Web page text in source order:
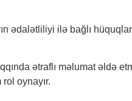
ədalətliliyi ilə bağlı
ətraflı məlumat əldə
oynayır.